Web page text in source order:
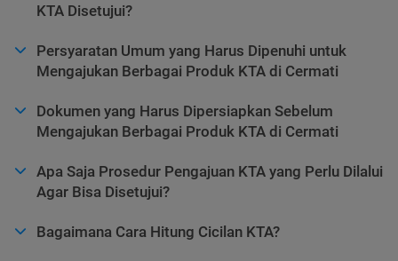
KTA Disetujui?
Persyaratan Umum yang Harus Dipenuhi untuk
Mengajukan Berbagai Produk KTA di Cermati
Dokumen yang Harus Dipersiapkan Sebelum
Mengajukan Berbagai Produk KTA di Cermati
Apa Saja Prosedur Pengajuan KTA yang Perlu Dilalui
Agar Bisa Disetujui?
Bagaimana Cara Hitung Cicilan KTA?